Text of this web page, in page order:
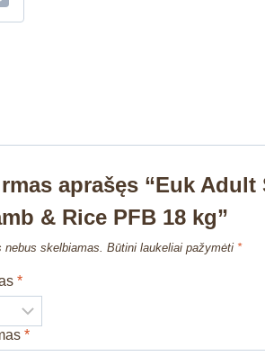
aprašęs “Euk Adult
& Rice PFB 18 kg”
skelbiamas. Būtini laukeliai pažymėti *
*
*